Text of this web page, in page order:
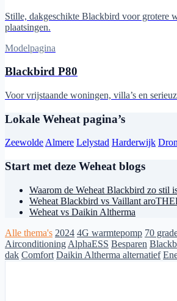
Stille, dakgeschikte Blackbird voor grotere
plaatsingen.
Modelpagina
Blackbird P80
Voor vrijstaande woningen, villa’s en
Lokale Weheat pagina’s
ZeewoldeAlmere Lelystad Harderwijk
Start met deze Weheat blogs
Waarom de Weheat Blackbird zo stil
Weheat Blackbird vs Vaillant
Weheat vs Daikin Altherma
Alle thema's 2024 4G warmtepomp 70
Airconditioning AlphaESS Besparen
dak Comfort Daikin Altherma alternatief